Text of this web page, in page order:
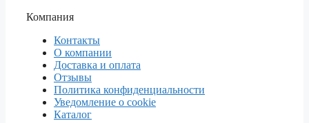
Компания
Контакты
О компании
Доставка и оплата
Отзывы
Политика конфиденциальности
Уведомление о cookie
Каталог